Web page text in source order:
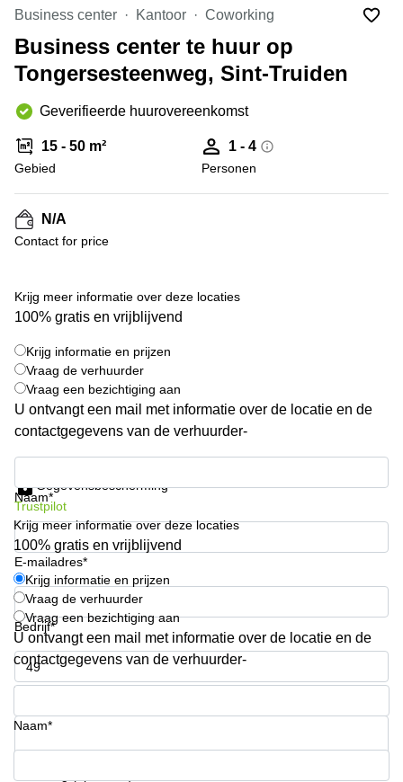
huren
Elsene
Brugge
Herentals
Aalst
Oostende
Mechelen
Coworking-
ruimtes te
huur in
Gent
Coworking
Niklaas
huren in
Gent
Handelspand
Location
centre
à Mons
Huren
virtueel
kantoor in
Antwerpen
Antwerpen
Locaux
commerciaux
à louer en
Bruxelles
Kantoor
te huur
in Sint-
Niklaas
Business center Kantoor Coworking
Business center te huur op
Tongersesteenweg, Sint-Truiden
Geverifieerde huurovereenkomst
15 - 50 m²
Gebied
1 - 4
Personen
N/A
Contact for price
Krijg meer informatie over deze locaties
100% gratis en vrijblijvend
Krijg informatie en prijzen
Vraag de verhuurder
Vraag een bezichtiging aan
U ontvangt een mail met informatie over de locatie en de
contactgegevens van de verhuurder-
Naam*
E-mailadres*
Bedrijf*
Telefoonnummer*
Gegevensbescherming
Trustpilot
Krijg meer informatie over deze locaties
100% gratis en vrijblijvend
Krijg informatie en prijzen
Vraag de verhuurder
Vraag een bezichtiging aan
U ontvangt een mail met informatie over de locatie en de
contactgegevens van de verhuurder-
Naam*